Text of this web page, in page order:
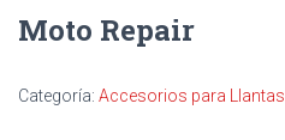
Moto Repair
Categoría: Accesorios para Llantas